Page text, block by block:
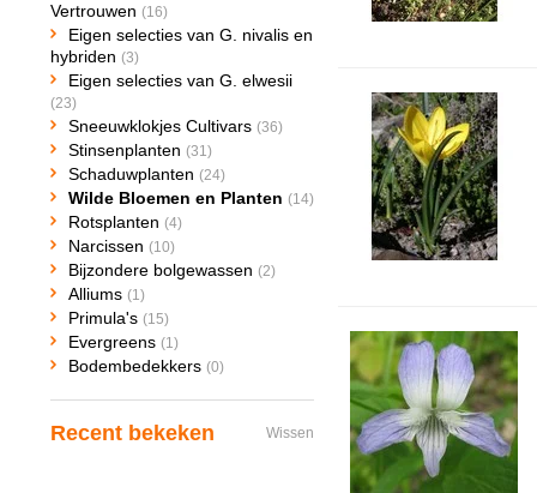
Vertrouwen (16)
Eigen selecties van G. nivalis en
hybriden (3)
Eigen selecties van G. elwesii
(23)
Sneeuwklokjes Cultivars (36)
Stinsenplanten (31)
Schaduwplanten (24)
Wilde Bloemen en Planten (14)
Rotsplanten (4)
Narcissen (10)
Bijzondere bolgewassen (2)
Alliums (1)
Primula's (15)
Evergreens (1)
Bodembedekkers (0)
Recent bekeken Wissen